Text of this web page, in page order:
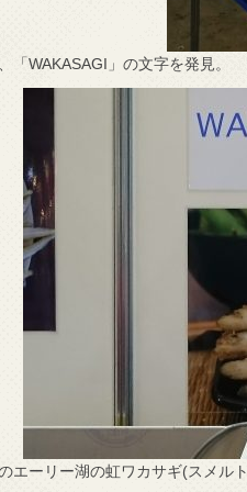
「WAKASAGI」の文字を発見。
エーリー湖の虹ワカサギ(スメル